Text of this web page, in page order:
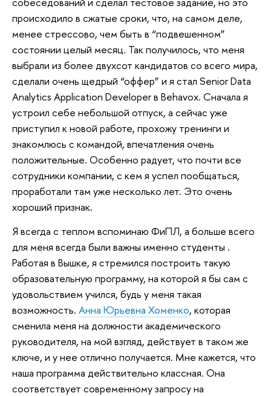
происходило в сжатые сроки, что, на самом деле,
менее стрессово, чем быть в “подвешенном”
состоянии целый месяц. Так получилось, что меня
выбрали из более двухсот кандидатов со всего мира,
сделали очень щедрый “оффер” и я стал Senior Data
Analytics Application Developer в Behavox. Сначала я
устроил себе небольшой отпуск, а сейчас уже
приступил к новой работе, прохожу тренинги и
знакомлюсь с командой, впечатления очень
положительные. Особенно радует, что почти все
сотрудники компании, с кем я успел пообщаться,
проработали там уже несколько лет. Это очень
хороший признак.
Я всегда с теплом вспоминаю ФиПЛ, а больше всего
для меня всегда были важны именно студенты .
Работая в Вышке, я стремился построить такую
образовательную программу, на которой я бы сам с
удовольствием учился, будь у меня такая
возможность. Анна Юрьевна Хоменко, которая
сменила меня на должности академического
руководителя, на мой взгляд, действует в таком же
ключе, и у нее отлично получается. Мне кажется, что
наша программа действительно классная. Она
соответствует современному запросу на